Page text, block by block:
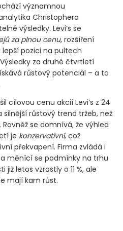
významnou
Christophera
výsledky. Levi’s se
za plnou cenu, rozšíření
pozici na pultech
za druhé čtvrtletí
růstový potenciál – a to
cílovou cenu akcií Levi’s z 24
růstový trend tržeb, než
se domnívá, že výhled
je konzervativní, což
překvapení. Firma zvládá i
měnící se podmínky na trhu
letos vzrostly o 11 %, ale
mají kam růst.